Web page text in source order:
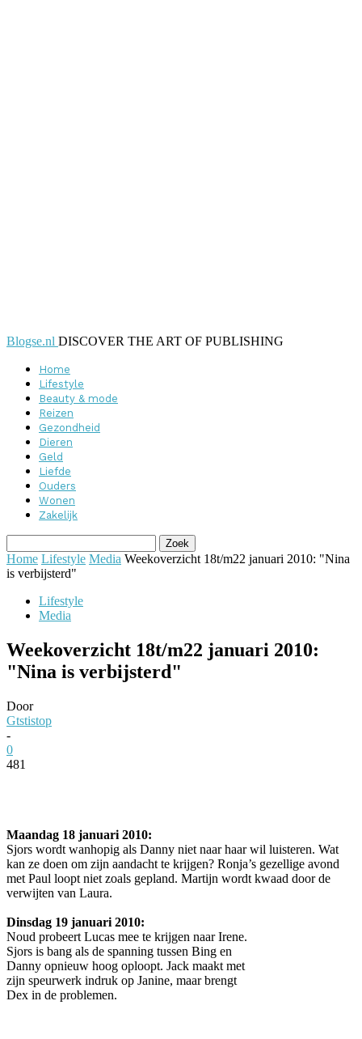
Blogse.nl DISCOVER THE ART OF PUBLISHING
Home
Lifestyle
Beauty & mode
Reizen
Gezondheid
Dieren
Geld
Liefde
Ouders
Wonen
Zakelijk
Home Lifestyle Media Weekoverzicht 18t/m22 januari 2010: "Nina
is verbijsterd"
Lifestyle
Media
Weekoverzicht 18t/m22 januari 2010:
"Nina is verbijsterd"
Door
Gtstistop
-
0
481
Maandag 18 januari 2010:
Sjors wordt wanhopig als Danny niet naar haar wil luisteren. Wat
kan ze doen om zijn aandacht te krijgen? Ronja’s gezellige avond
met Paul loopt niet zoals gepland. Martijn wordt kwaad door de
verwijten van Laura.
Dinsdag 19 januari 2010:
Noud probeert Lucas mee te krijgen naar Irene.
Sjors is bang als de spanning tussen Bing en
Danny opnieuw hoog oploopt. Jack maakt met
zijn speurwerk indruk op Janine, maar brengt
Dex in de problemen.